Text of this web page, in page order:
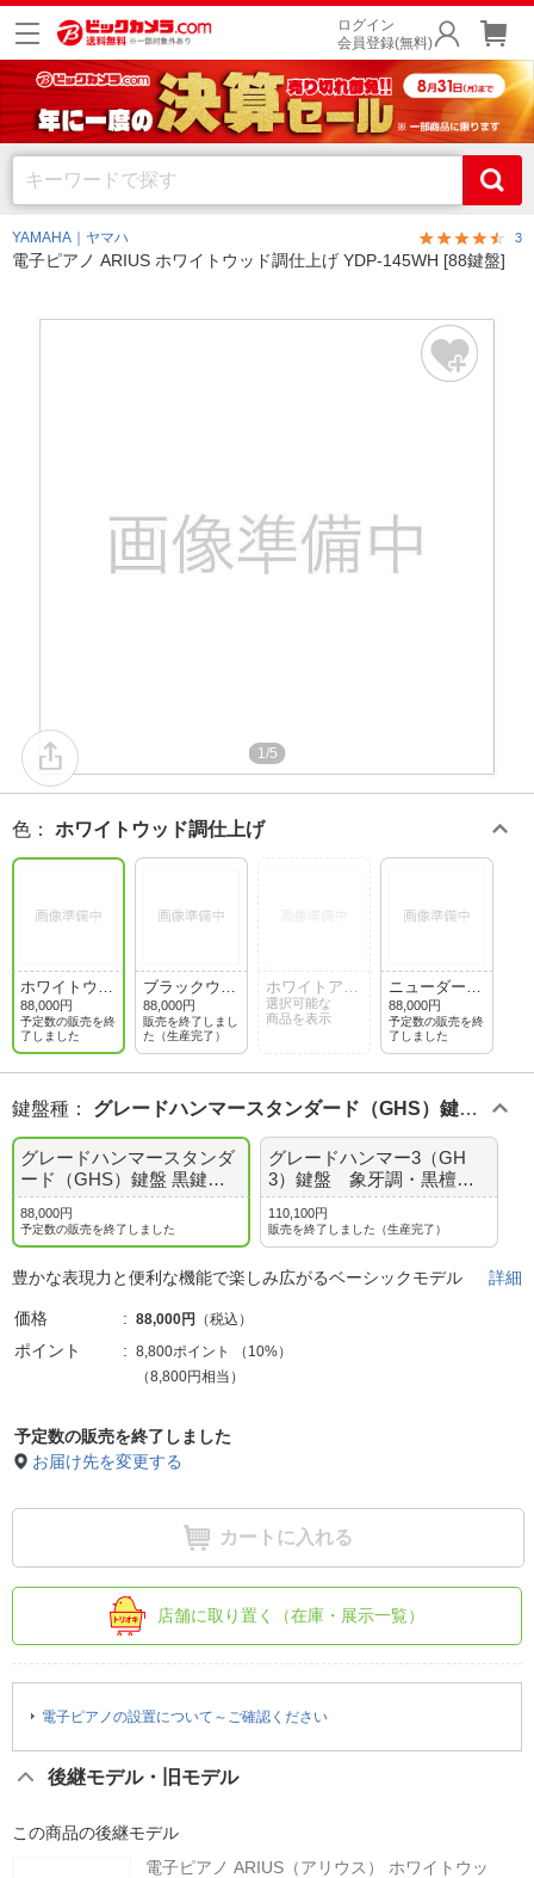
ログイン
会員登録(無料)
YAMAHA｜ヤマハ 3
電子ピアノ ARIUS ホワイトウッド調仕上げ YDP-145WH [88鍵盤]
1/5
色 ： ホワイトウッド調仕上げ
ホワイトウッ
ド調仕上げ
88,000円
予定数の販売を終
了しました
ブラックウッ
ド調仕上げ
88,000円
販売を終了しまし
た（生産完了）
ホワイトアッ
シュ調仕上げ
選択可能な
商品を表示
ニューダーク
ローズウッド
調仕上げ
88,000円
予定数の販売を終
了しました
鍵盤種 ： グレードハンマースタンダード（GHS）鍵盤
黒鍵マット仕上げ
グレードハンマースタンダ
ード（GHS）鍵盤 黒鍵マ
ット仕上げ
88,000円
予定数の販売を終了しました
グレードハンマー3（GH
3）鍵盤 象牙調・黒檀調
仕上げ
110,100円
販売を終了しました（生産完了）
豊かな表現力と便利な機能で楽しみ広がるベーシックモデル 詳細
価格 88,000円 （税込）
ポイント 8,800ポイント （ 10%）
（8,800円相当）
予定数の販売を終了しました
お届け先を変更する
カートに入れる
店舗に取り置く（在庫・展示一覧）
電子ピアノの設置について～ご確認ください
後継モデル・旧モデル
この商品の後継モデル
電子ピアノ ARIUS（アリウス） ホワイトウッ